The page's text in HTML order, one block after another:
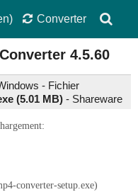
Converter
4.5.60
- Fichier
(5.01 MB) - Shareware
converter-setup.exe)